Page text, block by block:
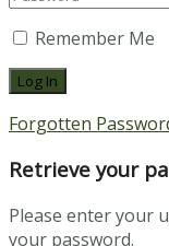
Remember Me
Forgotten
Retrieve your
Please enter your
your password.